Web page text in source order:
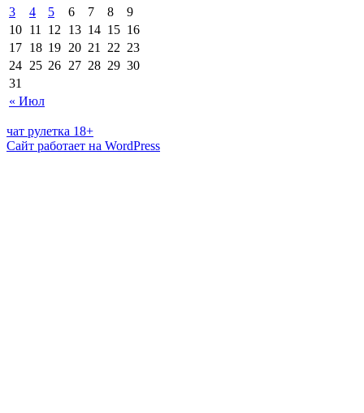
« Июл
3
4 5 6 7 8
9
10 11 12 13 14 15 16
17 18 19 20 21 22 23
24 25 26 27 28 29 30
31
чат рулетка 18+
Сайт работает на WordPress